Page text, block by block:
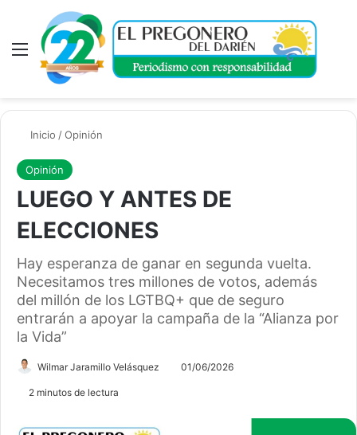
Menú
Inicio /Opinión
Opinión
LUEGO Y ANTES DE
ELECCIONES
Hay esperanza de ganar en segunda vuelta.
Necesitamos tres millones de votos, además
del millón de los LGTBQ+ que de seguro
entrarán a apoyar la campaña de la “Alianza por
la Vida”
Wilmar Jaramillo Velásquez 01/06/2026
2 minutos de lectura